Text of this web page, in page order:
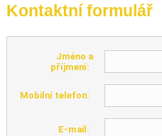
Kontaktní formulář
Jméno a
příjmení:
Mobilní telefon:
E-mail: